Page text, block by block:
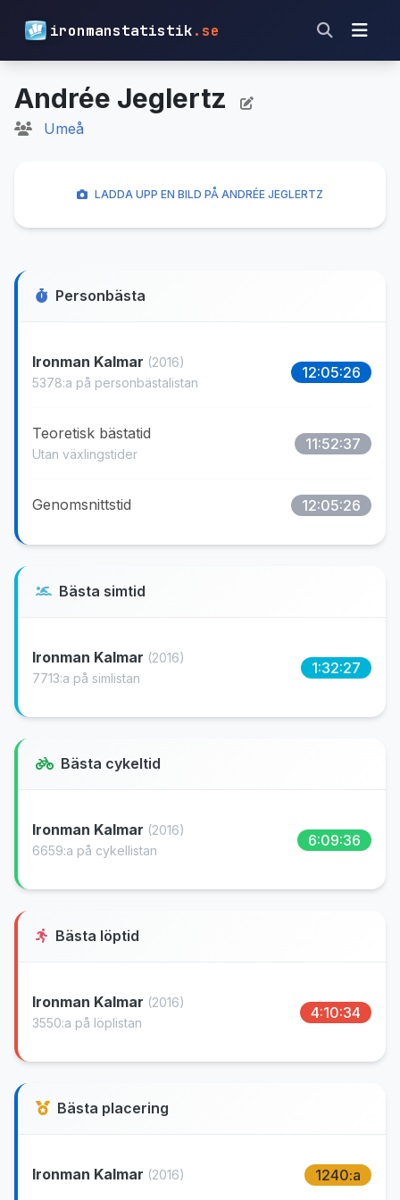
ironmanstatistik.se
Andrée Jeglertz
Umeå
Personbästa
Ironman Kalmar (2016)
5378:a på personbästalistan
12:05:26
Teoretisk bästatid
Utan växlingstider
11:52:37
Genomsnittstid 12:05:26
Bästa simtid
Ironman Kalmar (2016)
7713:a på simlistan
1:32:27
Bästa cykeltid
Ironman Kalmar (2016)
6659:a på cykellistan
6:09:36
Bästa löptid
Ironman Kalmar (2016)
3550:a på löplistan
4:10:34
Bästa placering
Ironman Kalmar (2016) 1240:a
LADDA UPP EN BILD PÅ ANDRÉE JEGLERTZ